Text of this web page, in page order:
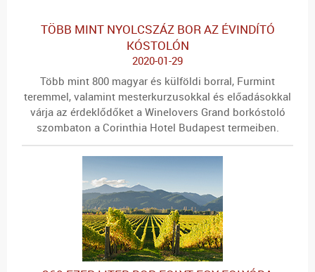
TÖBB MINT NYOLCSZÁZ BOR AZ ÉVINDÍTÓ
KÓSTOLÓN
2020-01-29
Több mint 800 magyar és külföldi borral, Furmint
teremmel, valamint mesterkurzusokkal és előadásokkal
várja az érdeklődőket a Winelovers Grand borkóstoló
szombaton a Corinthia Hotel Budapest termeiben.